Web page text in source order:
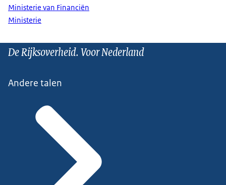
Ministerie van Financiën
Ministerie
De Rijksoverheid. Voor Nederland
Andere talen